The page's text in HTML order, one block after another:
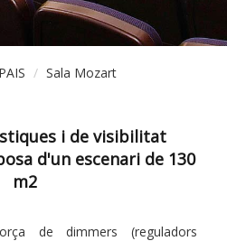
Sala Mozart
i de visibilitat
d'un escenari de 130
m2
de dimmers (reguladors